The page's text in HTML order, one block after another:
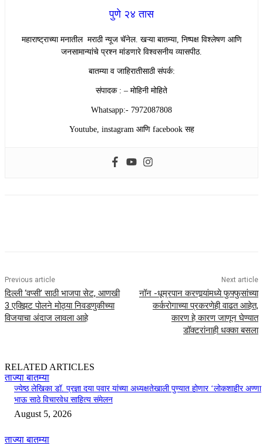
पुणे २४ तास
महाराष्ट्राच्या मनातील मराठी न्यूज चॅनेल. खऱ्या बातम्या, निष्पक्ष विश्लेषण आणि
जनसामान्यांचे प्रश्न मांडणारे विश्वसनीय व्यासपीठ.
बातम्या व जाहिरातीसाठी संपर्क:
संपादक : – मोहिनी मोहिते
Whatsapp:- 7972087808
Youtube, instagram आणि facebook सह
Previous article
दिल्ली ‘वप्सी’ साठी भाजपा सेट, आणखी
3 एक्झिट पोलने मोठ्या निवडणुकीच्या
विजयाचा अंदाज लावला आहे
Next article
नॉन -धूम्रपान करणार्‍यांमध्ये फुफ्फुसांच्या
कर्करोगाच्या प्रकरणेही वाढत आहेत,
कारण हे कारण जाणून घेण्यात
डॉक्टरांनाही धक्का बसला
RELATED ARTICLES
ताज्या बातम्या
ज्येष्ठ लेखिका डॉ. प्रज्ञा दया पवार यांच्या अध्यक्षतेखाली पुण्यात होणार ‘लोकशाहीर अण्णा
भाऊ साठे विचारवेध साहित्य संमेलन
August 5, 2026
ताज्या बातम्या